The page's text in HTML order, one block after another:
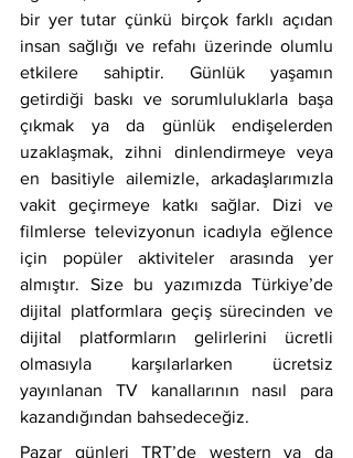
bir yer tutar çünkü birçok farklı açıdan
insan sağlığı ve refahı üzerinde olumlu
etkilere sahiptir. Günlük yaşamın
getirdiği baskı ve sorumluluklarla başa
çıkmak ya da günlük endişelerden
uzaklaşmak, zihni dinlendirmeye veya
en basitiyle ailemizle, arkadaşlarımızla
vakit geçirmeye katkı sağlar. Dizi ve
filmlerse televizyonun icadıyla eğlence
için popüler aktiviteler arasında yer
almıştır. Size bu yazımızda Türkiye’de
dijital platformlara geçiş sürecinden ve
dijital platformların gelirlerini ücretli
olmasıyla karşılarlarken ücretsiz
yayınlanan TV kanallarının nasıl para
kazandığından bahsedeceğiz.
Pazar günleri TRT’de western ya da